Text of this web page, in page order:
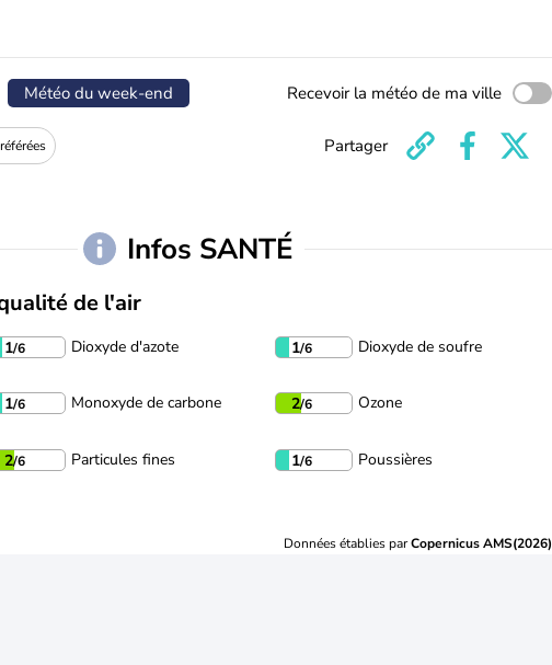
Météo du week-end Recevoir la météo de ma ville
Partager
Infos SANTÉ
de l'air
1/6 Dioxyde d'azote 1/6 Dioxyde de soufre
1/6 Monoxyde de carbone 2/6 Ozone
2/6 Particules fines 1/6 Poussières
Données établies parCopernicus AMS(2026)